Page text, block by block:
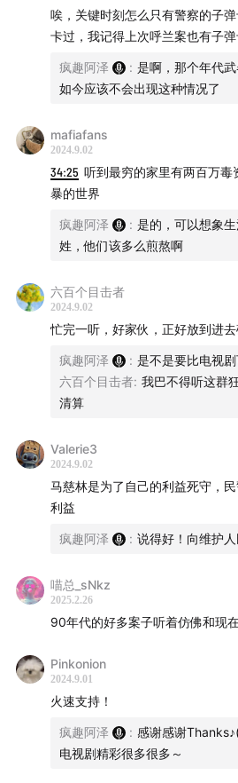
想加听友群的朋友请添加微信
如有商务合作也可联系该号，备
更多精彩内容
唐朝诡案：鬼魂杀人、勾魂傀儡、
罪案盘点：五宗邪门凶杀案
致命女人：与男友尸体同眠
天下第一悬案：呼兰大侠案
真实故事：我当协警的日子
电影《金手指》真实案件原型
电影奇案：屠杀幼儿园事件
童年阴影：重温少年包青天
罪案盘点：偏执骚扰狂事件
唉，关键时刻怎么只有警察的子
卡过，我记得上次呼兰案也有子
疯趣阿泽 : 是啊，那个年代
如今应该不会出现这种情况了
mafiafans
2024.9.02
34:25 听到最穷的家里有两百万
暴的世界
疯趣阿泽 : 是的，可以想象
姓，他们该多么煎熬啊
六百个目击者
2024.9.02
忙完一听，好家伙，正好放到进
疯趣阿泽 : 是不是要比电视
六百个目击者: 我巴不得听这群
清算
Valerie3
2024.9.02
马慈林是为了自己的利益死守，
利益
疯趣阿泽 : 说得好！向维护
喵总_sNkz
2025.2.26
90年代的好多案子听着仿佛和现
Pinkonion
2024.9.01
火速支持！
疯趣阿泽 : 感谢感谢
电视剧精彩很多很多～